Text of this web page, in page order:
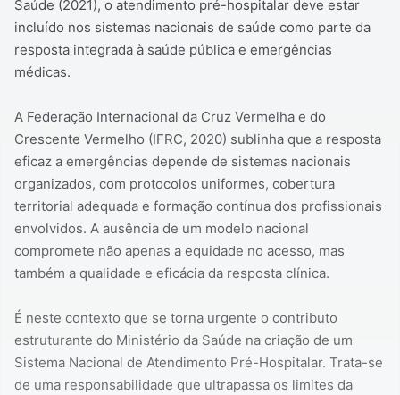
Saúde (2021), o atendimento pré-hospitalar deve estar
incluído nos sistemas nacionais de saúde como parte da
resposta integrada à saúde pública e emergências
médicas.
A Federação Internacional da Cruz Vermelha e do
Crescente Vermelho (IFRC, 2020) sublinha que a resposta
eficaz a emergências depende de sistemas nacionais
organizados, com protocolos uniformes, cobertura
territorial adequada e formação contínua dos profissionais
envolvidos. A ausência de um modelo nacional
compromete não apenas a equidade no acesso, mas
também a qualidade e eficácia da resposta clínica.
É neste contexto que se torna urgente o contributo
estruturante do Ministério da Saúde na criação de um
Sistema Nacional de Atendimento Pré-Hospitalar. Trata-se
de uma responsabilidade que ultrapassa os limites da